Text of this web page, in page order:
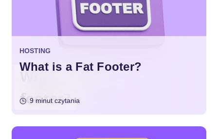
HOSTING
What is a Fat Footer?
9 minut czytania